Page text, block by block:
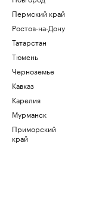
Пермский край
Ростов-на-Дону
Татарстан
Тюмень
Черноземье
Кавказ
Карелия
Мурманск
Приморский
край